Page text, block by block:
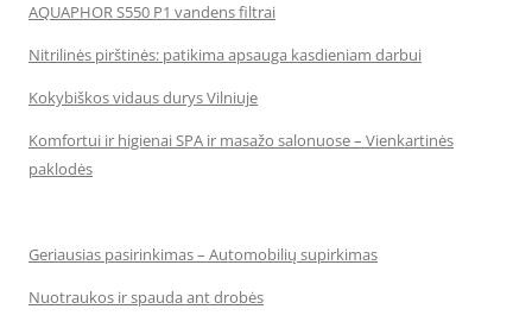
AQUAPHOR S550 P1 vandens filtrai
Nitrilinės pirštinės: patikima apsauga kasdieniam darbui
Kokybiškos vidaus durys Vilniuje
Komfortui ir higienai SPA ir masažo salonuose – Vienkartinės
paklodės
Geriausias pasirinkimas – Automobilių supirkimas
Nuotraukos ir spauda ant drobės